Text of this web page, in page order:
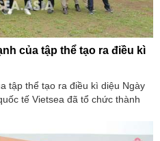
của tập thể tạo ra điều kì
tập thể tạo ra điều kì diệu Ngày
tế Vietsea đã tổ chức thành